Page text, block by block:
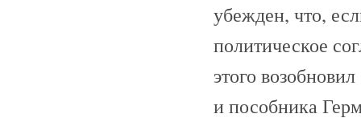
убежден, что,
политическое
этого
и пособника